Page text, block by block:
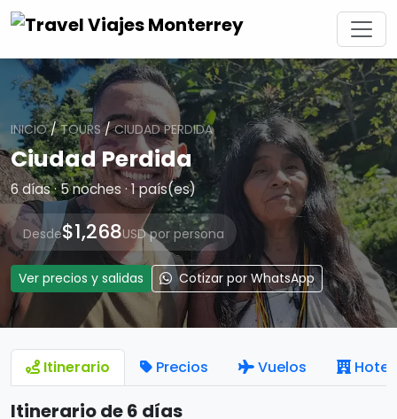
INICIO/TOURS/CIUDAD PERDIDA
Ciudad Perdida
6 días · 5 noches · 1 país(es)
Desde$1,268USD por persona
Ver precios y salidas Cotizar por WhatsApp
Itinerario Precios Vuelos
Itinerario de 6 días